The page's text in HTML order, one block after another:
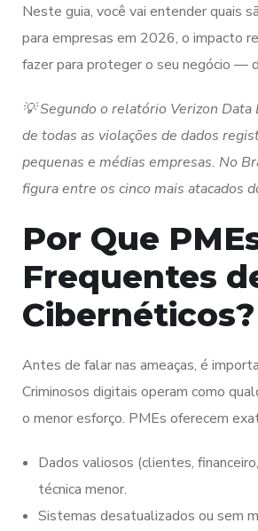
Neste guia, você vai entender quais
para empresas em 2026, o impacto
fazer para proteger o seu negócio —
💡 Segundo o relatório Verizon
de todas as violações de dados
pequenas e médias empresas. No
figura entre os cinco mais atacados
Por Que
Frequentes
Cibernéticos?
Antes de falar nas ameaças, é
Criminosos digitais operam como
o menor esforço. PMEs oferecem
Dados valiosos (clientes,
técnica menor.
Sistemas desatualizados ou sem